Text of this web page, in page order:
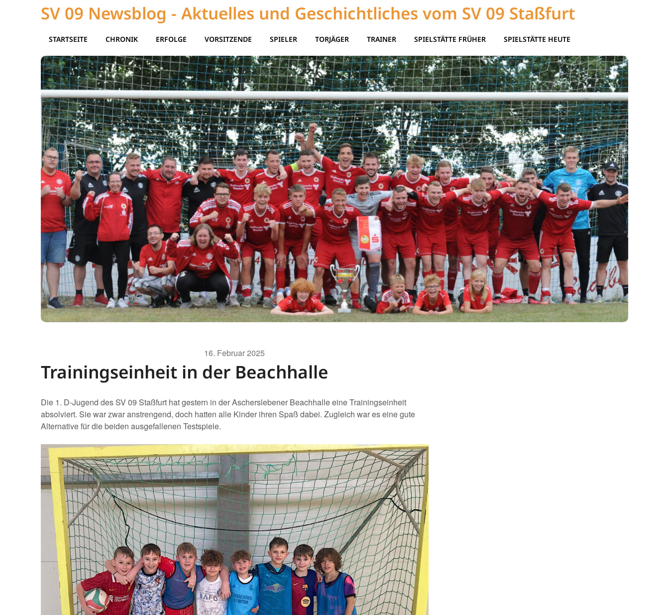
SV 09 Newsblog - Aktuelles und Geschichtliches vom SV 09 Staßfurt
STARTSEITE CHRONIK ERFOLGE VORSITZENDE SPIELER TORJÄGER TRAINER SPIELSTÄTTE FRÜHER SPIELSTÄTTE HEUTE
16. Februar 2025
Trainingseinheit in der Beachhalle
Die 1. D-Jugend des SV 09 Staßfurt hat gestern in der Ascherslebener Beachhalle eine Trainingseinheit
absolviert. Sie war zwar anstrengend, doch hatten alle Kinder ihren Spaß dabei. Zugleich war es eine gute
Alternative für die beiden ausgefallenen Testspiele.